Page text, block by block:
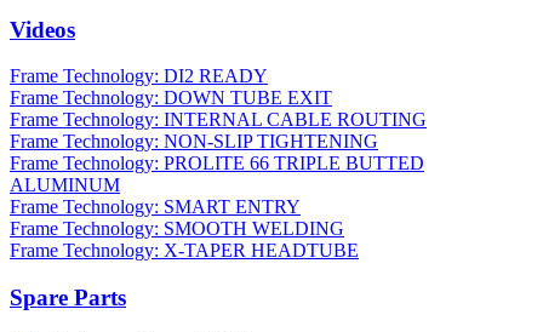
Videos
Frame Technology: DI2 READY
Frame Technology: DOWN TUBE EXIT
Frame Technology: INTERNAL CABLE ROUTING
Frame Technology: NON-SLIP TIGHTENING
Frame Technology: PROLITE 66 TRIPLE BUTTED
ALUMINUM
Frame Technology: SMART ENTRY
Frame Technology: SMOOTH WELDING
Frame Technology: X-TAPER HEADTUBE
Spare Parts